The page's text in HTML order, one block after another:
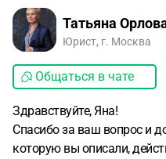
Татьяна
Юрист, г. Москва
Общаться в чате
Здравствуйте, Яна!
Спасибо за ваш вопрос и
которую вы описали,